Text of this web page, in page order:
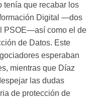
tenía que recabar los
Digital —dos
PSOE—así como el de
de Datos. Este
esperaban
mientras que Díaz
las dudas
de protección de